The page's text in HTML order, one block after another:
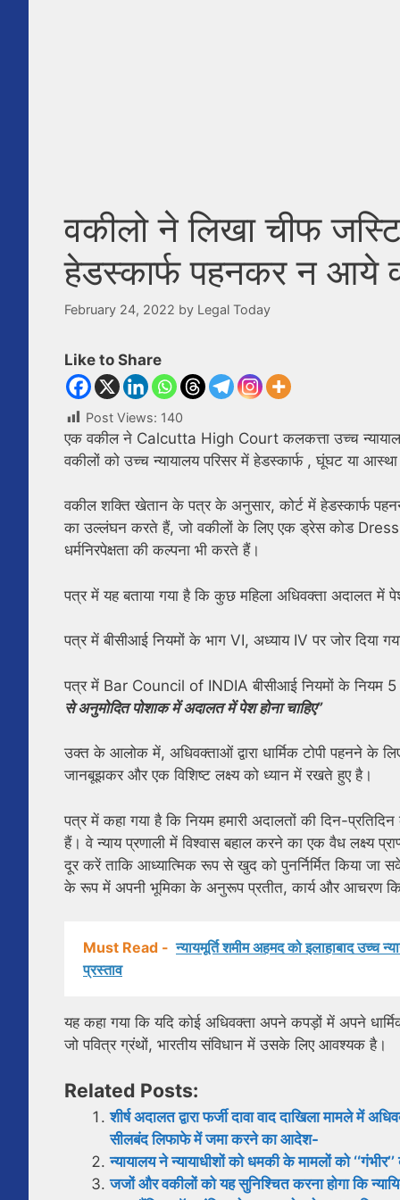
वकीलो ने लिखा चीफ
हेडस्कार्फ पहनकर न आये
February 24, 2022 by Legal Today
Like to Share
Post Views: 140
एक वकील ने Calcutta High Court कलकत्ता उच्च
वकीलों को उच्च न्यायालय परिसर में हेडस्कार्फ , घूंघट या
वकील शक्ति खेतान के पत्र के अनुसार, कोर्ट में हेडस्कार्फ
का उल्लंघन करते हैं, जो वकीलों के लिए एक ड्रेस कोड
धर्मनिरपेक्षता की कल्पना भी करते हैं।
पत्र में यह बताया गया है कि कुछ महिला अधिवक्ता अदालत में
पत्र में बीसीआई नियमों के भाग VI, अध्याय IV पर जोर दिया
पत्र में Bar Council of INDIA बीसीआई नियमों के नियम 5
से अनुमोदित पोशाक में अदालत में पेश होना चाहिए”
उक्त के आलोक में, अधिवक्ताओं द्वारा धार्मिक टोपी पहनने के
जानबूझकर और एक विशिष्ट लक्ष्य को ध्यान में रखते हुए है।
पत्र में कहा गया है कि नियम हमारी अदालतों की दिन-
हैं। वे न्याय प्रणाली में विश्वास बहाल करने का एक वैध लक्ष्य
दूर करें ताकि आध्यात्मिक रूप से खुद को पुनर्निर्मित किया
के रूप में अपनी भूमिका के अनुरूप प्रतीत, कार्य और आचरण
Must Read - न्यायमूर्ति शमीम अहमद को इलाहाबाद उच्च
प्रस्ताव
यह कहा गया कि यदि कोई अधिवक्ता अपने कपड़ों में अपने
जो पवित्र ग्रंथों, भारतीय संविधान में उसके लिए आवश्यक है।
Related Posts:
शीर्ष अदालत द्वारा फर्जी दावा वाद दाखिला मामले
सीलबंद लिफाफे में जमा करने का आदेश-
न्यायालय ने न्यायाधीशों को धमकी के मामलों को ‘‘गंभीर’’
जजों और वकीलों को यह सुनिश्चित करना होगा कि